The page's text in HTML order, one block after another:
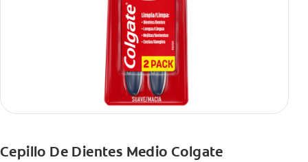
Cepillo De Dientes Medio Colgate